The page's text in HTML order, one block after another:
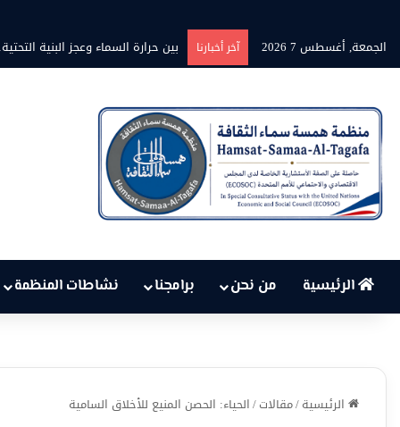
الجمعة, أغسطس 7 2026 آخر أخبارنا برنامج” قلوب شاعرة” بين الشاعر
الرئيسية من نحن برامجنا نشاطات المنظمة
الرئيسية/مقالات/الحياء: الحصن المنيع للأخلاق السامية